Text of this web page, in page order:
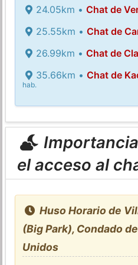
24.05km • Chat de
25.55km • Chat de
26.99km • Chat de
35.66km • Chat de
hab.
el acceso al
Huso Horario de
(Big Park), Condado
Unidos